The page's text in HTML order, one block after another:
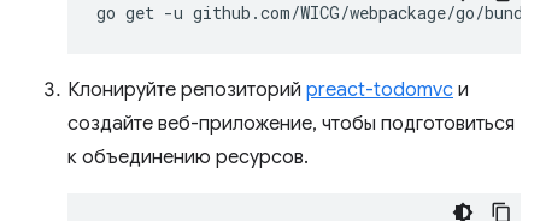
go get -u
Клонируйте репозиторий preact-todomvc и
создайте веб-приложение, чтобы подготовиться
к объединению ресурсов.